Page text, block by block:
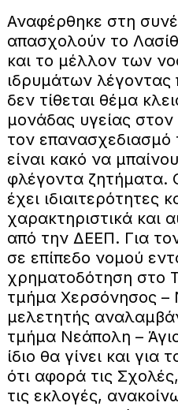
Αναφέρθηκε στη
απασχολούν το
και το μέλλον των
ιδρυμάτων
δεν τίθεται θέμα
μονάδας υγείας
τον επανασχεδιασμό
είναι κακό να
φλέγοντα ζητήματα.
έχει ιδιαιτερότητες
χαρακτηριστικά και
από την ΔΕΕΠ. Για
σε επίπεδο νομού
χρηματοδότηση στο
τμήμα Χερσόνησος –
μελετητής
τμήμα Νεάπολη –
ίδιο θα γίνει και
ότι αφορά τις
τις εκλογές,